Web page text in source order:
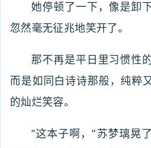
她停顿了一下，像是卸
忽然毫无征兆地笑开了。
那不再是平日里习惯性
而是如同白诗诗那般，纯粹
的灿烂笑容。
“这本子啊，”苏梦璃晃